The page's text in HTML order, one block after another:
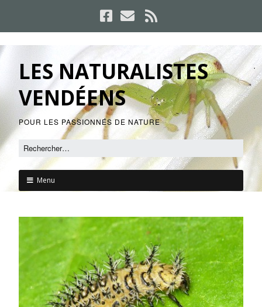
LES NATURALISTES
VENDÉENS
POUR LES PASSIONNÉS DE NATURE
Menu